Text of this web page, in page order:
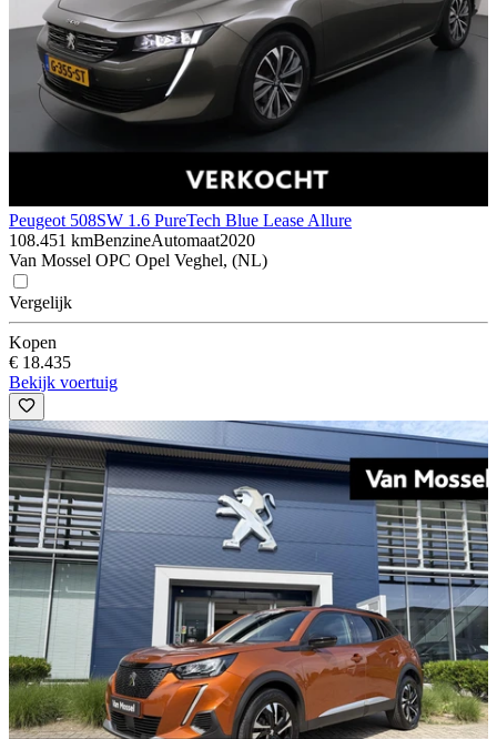
Peugeot 508SW 1.6 PureTech Blue Lease Allure
108.451 kmBenzineAutomaat2020
Van Mossel OPC Opel Veghel, (NL)
Vergelijk
Kopen
€ 18.435
Bekijk voertuig